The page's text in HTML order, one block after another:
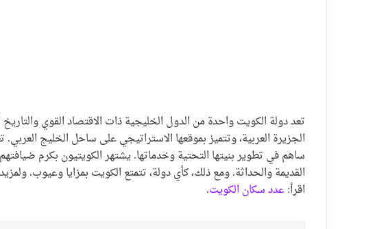
تعد دولة الكويت واحدة من الدول الخليجية ذات الاقتصاد القوي
الجزيرة العربية، وتتميز بموقعها الاستراتيجي على ساحل الخليج العربي.
ساهم في تطوير بنيتها التحتية وخدماتها. يشتهر الكويتيون بكرم ضيافتهم
القديمة والحداثة. ومع ذلك، كأي دولة، تتمتع الكويت بمزايا وعيوب.
اقرأ:عدد سكان الكويت.